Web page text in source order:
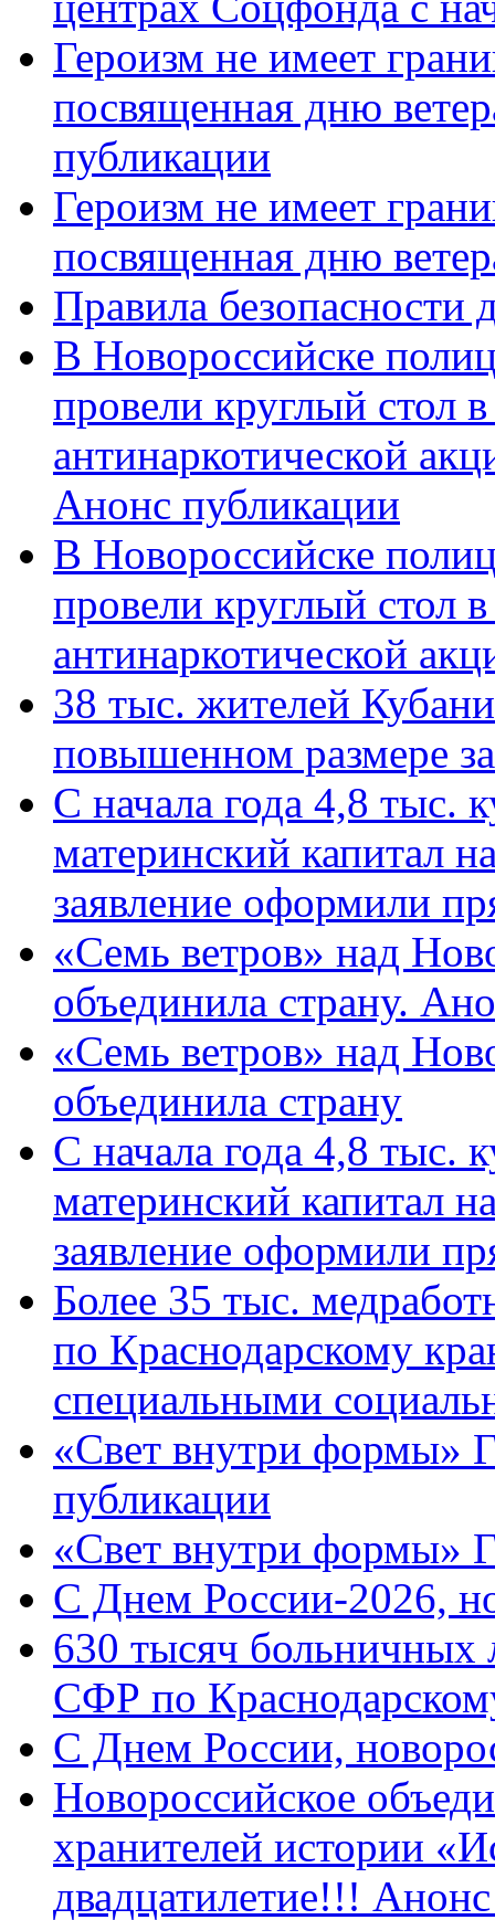
Героизм не имеет
посвященная дню
публикации
Героизм не имеет
посвященная дню
Правила безопасности
В Новороссийске
провели круглый стол
антинаркотической
Анонс публикации
В Новороссийске
провели круглый стол
антинаркотической
38 тыс. жителей
повышенном размере
С начала года 4,8 тыс.
материнский капитал
заявление оформили
«Семь ветров» над
объединила страну.
«Семь ветров» над
объединила страну
С начала года 4,8 тыс.
материнский капитал
заявление оформили
Более 35 тыс.
по Краснодарскому
специальными
«Свет внутри формы»
публикации
«Свет внутри формы»
C Днем России-2026,
630 тысяч больничных
СФР по
C Днем России,
Новороссийское
хранителей истории
двадцатилетие!!!